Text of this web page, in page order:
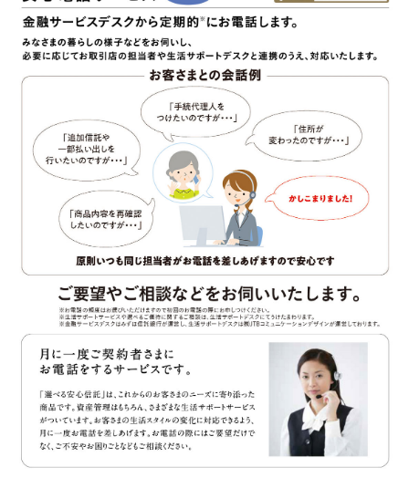
その他信託商品
ご利用・ご検討中のお客さま
生命保険
スマホ相談窓口
相続手続きのお手伝い
財産を残すために
「相続・遺言」講座
資料請求
保険募集指針
借りる
アパートローン